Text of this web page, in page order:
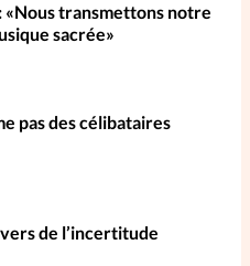
transmettons notre
sacrée»
pas des célibataires
de l’incertitude